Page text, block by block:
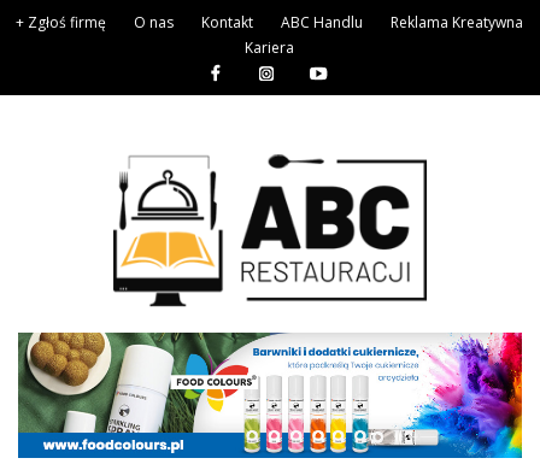
+ Zgłoś firmę O nas Kontakt ABC Handlu
Reklama Kreatywna
Kariera